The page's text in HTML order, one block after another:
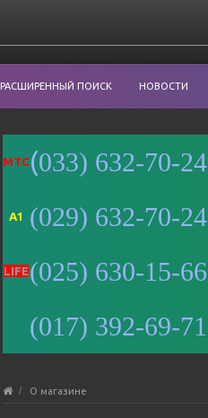
РАСШИРЕННЫЙ ПОИСК НОВОСТИ
MTC (033) 632-70-24
A1 (029) 632-70-24
LIFE(025) 630-15-66
(017) 392-69-71
О магазине